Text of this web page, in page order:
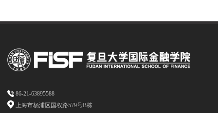
86-21-63895588
上海市杨浦区国权路579号B栋